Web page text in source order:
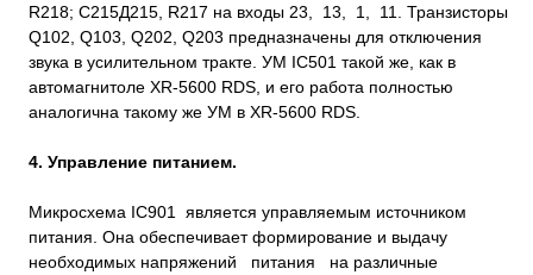
R218; С215Д215, R217 на входы 23, 13, 1, 11. Транзисторы
Q102, Q103, Q202, Q203 предназначены для отключения
звука в усилительном тракте. УМ IC501 такой же, как в
автомагнитоле XR-5600 RDS, и его работа полностью
аналогична такому же УМ в XR-5600 RDS.
4. Управление питанием.
Микросхема IC901 является управляемым источником
питания. Она обеспечивает формирование и выдачу
необходимых напряжений питания на различные